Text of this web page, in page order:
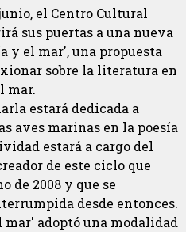
el Centro Cultural
sus puertas a una nueva
y el mar', una propuesta
sobre la literatura en
mar.
estará dedicada a
aves marinas en la poesía
estará a cargo del
de este ciclo que
de 2008 y que se
desde entonces.
mar' adoptó una modalidad